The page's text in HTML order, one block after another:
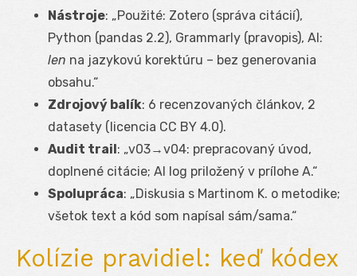
Nástroje: „Použité: Zotero (správa citácií),
Python (pandas 2.2), Grammarly (pravopis), AI:
len na jazykovú korektúru – bez generovania
obsahu.“
Zdrojový balík: 6 recenzovaných článkov, 2
datasety (licencia CC BY 4.0).
Audit trail: „v03→v04: prepracovaný úvod,
doplnené citácie; AI log priložený v prílohe A.“
Spolupráca: „Diskusia s Martinom K. o metodike;
všetok text a kód som napísal sám/sama.“
Kolízie pravidiel: keď kódex